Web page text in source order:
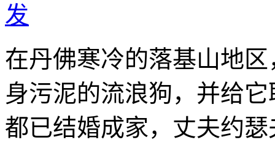
发
在丹佛寒冷的落基山地
身污泥的流浪狗，并给
都已结婚成家，丈夫约